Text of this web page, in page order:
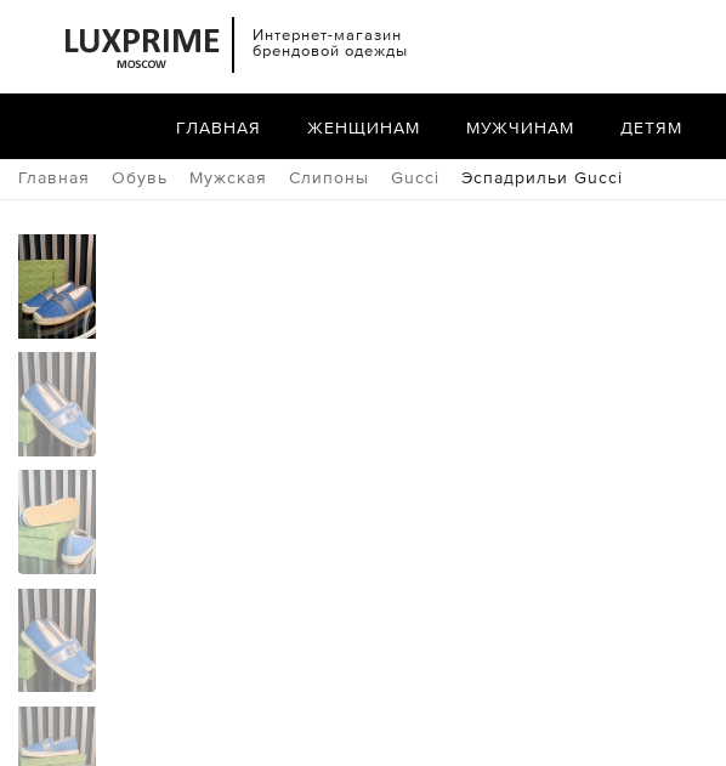
Интернет-магазин
брендовой одежды
ГЛАВНАЯ ЖЕНЩИНАМ МУЖЧИНАМ ДЕТЯМ
Главная Обувь Мужская Слипоны Gucci Эспадрильи Gucci